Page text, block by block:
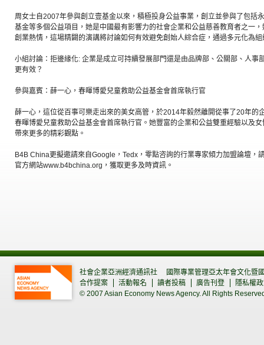
周女士自2007年參與創立壹基金以來，積極投身公益事業，創立並參與了包括
基金等多個公益項目，她是中國最有影響力的社會企業和公益慈善教育者之一
創業熱情，這場精闢的演講將討論如何有效避免創始人綜合症，通過多元化為
小組討論：拒邊緣化: 企業是成立可持續發展部門還是由品牌部、公關部、人事
更有效？
參與嘉賓：薛一心，春暉博愛兒童救助公益基金會首席執行官
薛一心，這位從百事可樂走出來的美女高管，於2014年毅然離開從事了20年的
春暉博愛兒童救助公益基金會首席執行官。她豐富的企業和公益雙重經驗以及
帶來更多的精彩觀點。
B4B China更擬邀請來自Google，Tedx，零點咨詢的行業專家傾力加盟論壇，
官方網站www.b4bchina.org，獲取更多及時資訊。
社會企業亞洲經濟通訊社
國際專業管理亞太年會文化暨
合作提案
活動報名 讀者投稿 廣告刊登
隱私權
© 2007 Asian Economy News Agency. All Rights